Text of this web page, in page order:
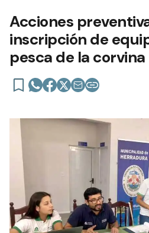
Acciones
inscripción de
pesca de la corvina